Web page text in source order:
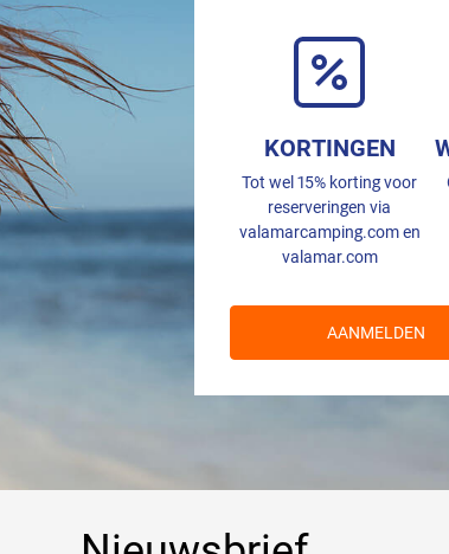
KORTINGEN
Tot wel 15% korting voor
reserveringen via
valamarcamping.com en
valamar.com
AANMELDEN